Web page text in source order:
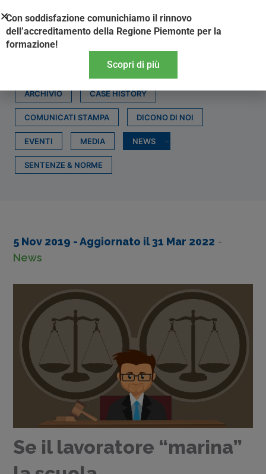
al
contenuto
ARCHIVIO CASE HISTORY
COMUNICATI STAMPA DICONO DI NOI
EVENTI MEDIA NEWS
SENTENZE & NORME
5 Nov 2019 - Aggiornato il31 Mar 2022 -
News
Se il lavoratore “marina”
Con soddisfazione comunichiamo il rinnovo
dell’accreditamento della Regione Piemonte per la
formazione!
Scopri di più